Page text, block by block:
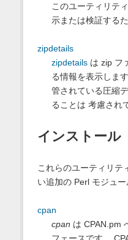
このユーティリテ
示または検証する
zipdetails
zipdetailsは zip フ
る情報を表示しま
管されている圧縮
ることは 考慮され
インストール
これらのユーティリテ
い追加の Perl モジュー
cpan
cpan は CPAN.pm